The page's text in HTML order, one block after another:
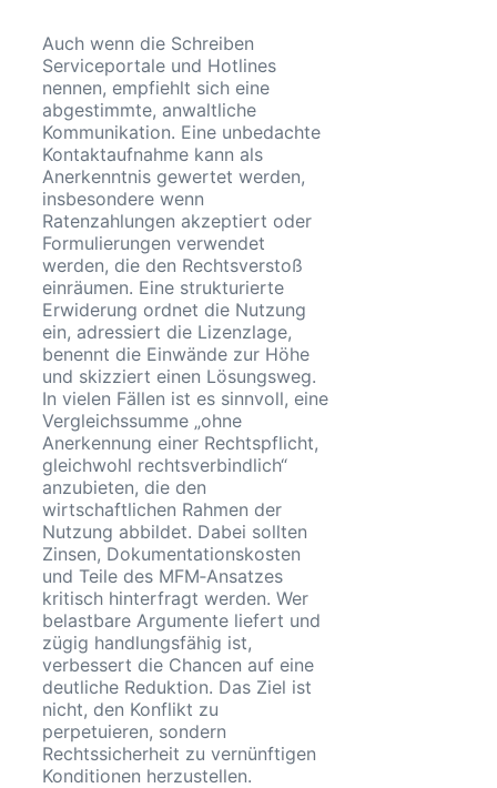
Auch wenn die Schreiben
Serviceportale und Hotlines
nennen, empfiehlt sich eine
abgestimmte, anwaltliche
Kommunikation. Eine unbedachte
Kontaktaufnahme kann als
Anerkenntnis gewertet werden,
insbesondere wenn
Ratenzahlungen akzeptiert oder
Formulierungen verwendet
werden, die den Rechtsverstoß
einräumen. Eine strukturierte
Erwiderung ordnet die Nutzung
ein, adressiert die Lizenzlage,
benennt die Einwände zur Höhe
und skizziert einen Lösungsweg.
In vielen Fällen ist es sinnvoll, eine
Vergleichssumme „ohne
Anerkennung einer Rechtspflicht,
gleichwohl rechtsverbindlich“
anzubieten, die den
wirtschaftlichen Rahmen der
Nutzung abbildet. Dabei sollten
Zinsen, Dokumentationskosten
und Teile des MFM‑Ansatzes
kritisch hinterfragt werden. Wer
belastbare Argumente liefert und
zügig handlungsfähig ist,
verbessert die Chancen auf eine
deutliche Reduktion. Das Ziel ist
nicht, den Konflikt zu
perpetuieren, sondern
Rechtssicherheit zu vernünftigen
Konditionen herzustellen.